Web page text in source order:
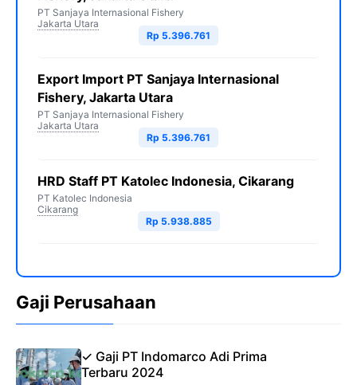
PT Sanjaya Internasional Fishery
Jakarta Utara
Rp 5.396.761
Export Import PT Sanjaya Internasional
Fishery, Jakarta Utara
PT Sanjaya Internasional Fishery
Jakarta Utara
Rp 5.396.761
HRD Staff PT Katolec Indonesia, Cikarang
PT Katolec Indonesia
Cikarang
Rp 5.938.885
Gaji Perusahaan
✓ Gaji PT Indomarco Adi Prima
Terbaru 2024